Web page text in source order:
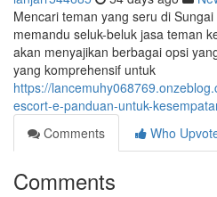
Mencari teman yang seru di
memandu seluk-beluk jasa teman
akan menyajikan berbagai opsi
yang komprehensif untuk
https://
escort-e-panduan-untuk-
Comments
Who
Comments